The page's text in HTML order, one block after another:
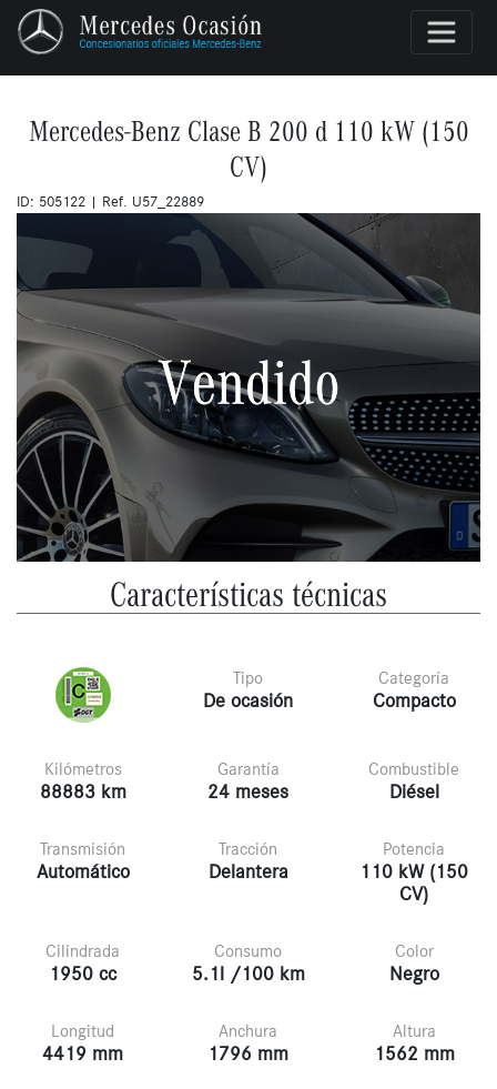
Mercedes-Benz Clase B 200 d 110 kW (150
CV)
ID: 505122 | Ref. U57_22889
Características técnicas
Tipo
De ocasión
Categoría
Compacto
Kilómetros
88883 km
Garantía
24 meses
Combustible
Diésel
Transmisión
Automático
Tracción
Delantera
Potencia
110 kW (150
CV)
Cilindrada
1950 cc
Consumo
5.1l /100 km
Color
Negro
Longitud
4419 mm
Anchura
1796 mm
Altura
1562 mm